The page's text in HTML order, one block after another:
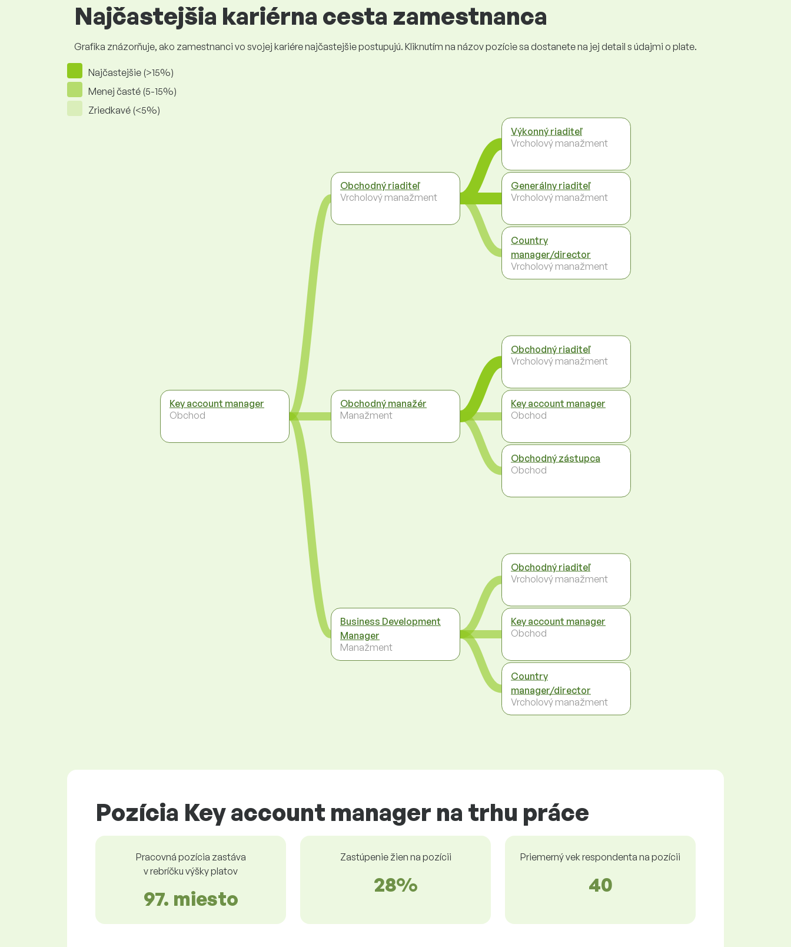
Najčastejšia kariérna cesta zamestnanca
Grafika znázorňuje, ako zamestnanci vo svojej kariére najčastejšie postupujú. Kliknutím na názov pozície sa dostanete na jej detail s údajmi o plate.
Najčastejšie (>15%)
Menej časté (5-15%)
Zriedkavé (<5%)
Key account manager
Obchod
Obchodný riaditeľ
Vrcholový manažment
Obchodný manažér
Manažment
Business Development
Manager
Manažment
Výkonný riaditeľ
Vrcholový manažment
Generálny riaditeľ
Vrcholový manažment
Country
manager/director
Vrcholový manažment
Obchodný riaditeľ
Vrcholový manažment
Key account manager
Obchod
Obchodný zástupca
Obchod
Obchodný riaditeľ
Vrcholový manažment
Key account manager
Obchod
Country
manager/director
Vrcholový manažment
Pozícia Key account manager na trhu práce
Pracovná pozícia zastáva
v rebríčku výšky platov
97. miesto
Zastúpenie žien na pozícii
28%
Priemerný vek respondenta na pozícii
40